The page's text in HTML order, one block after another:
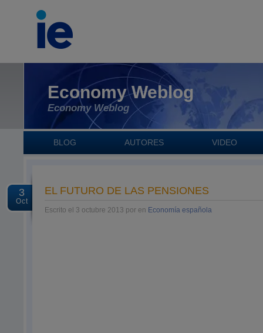
Economy Weblog
Economy Weblog
BLOG AUTORES VIDEO
3
Oct
EL FUTURO DE LAS PENSIONES
Escrito el 3 octubre 2013 por en Economía española